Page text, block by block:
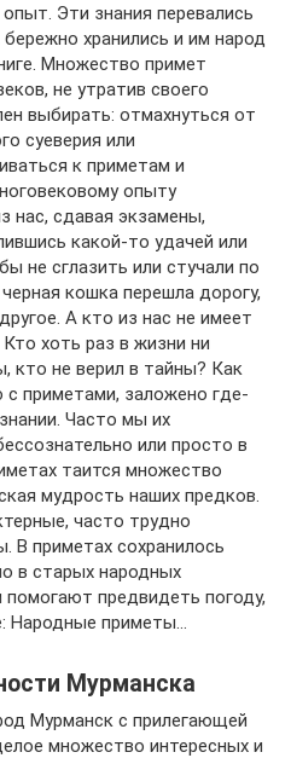
Эти знания перевались
хранились и им народ
Множество примет
не утратив своего
выбирать: отмахнуться от
суеверия или
к приметам и
опыту
нас, сдавая экзамены,
какой-то удачей или
не сглазить или стучали по
кошка перешла дорогу,
А кто из нас не имеет
хоть раз в жизни ни
кто не верил в тайны? Как
приметами, заложено где-
Часто мы их
или просто в
таится множество
мудрость наших предков.
часто трудно
В приметах сохранилось
в старых народных
помогают предвидеть погоду,
Народные приметы…
Мурманска
Мурманск с прилегающей
множество интересных и